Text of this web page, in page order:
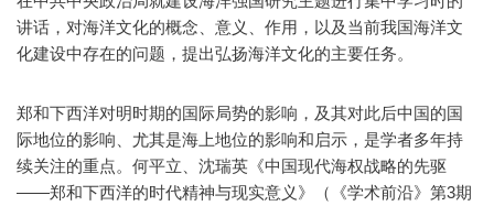
讲话，对海洋文化的概念、意义、作用，以及当前我国海洋文
化建设中存在的问题，提出弘扬海洋文化的主要任务。
郑和下西洋对明时期的国际局势的影响，及其对此后中国的国
际地位的影响、尤其是海上地位的影响和启示，是学者多年持
续关注的重点。何平立、沈瑞英《中国现代海权战略的先驱
——郑和下西洋的时代精神与现实意义》（《学术前沿》第3期